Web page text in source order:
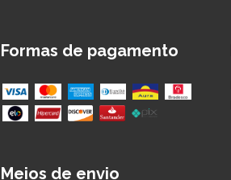
Formas de pagamento
Meios de envio